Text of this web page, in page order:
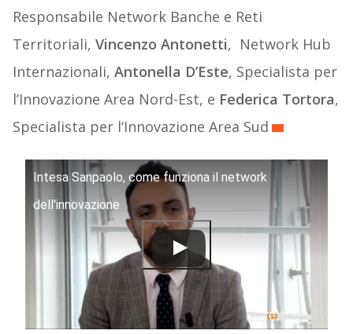
Responsabile Network Banche e Reti
Territoriali, Vincenzo Antonetti, Network Hub
Internazionali, Antonella D’Este, Specialista per
l’Innovazione Area Nord-Est, e Federica Tortora,
Specialista per l‘Innovazione Area Sud
Intesa Sanpaolo, come funziona il network
dell'innovazione